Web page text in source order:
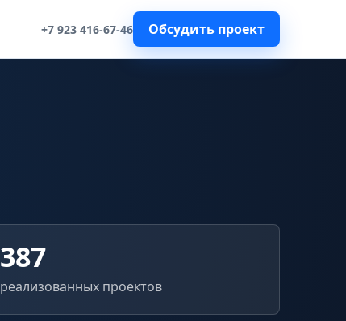
+7 923 416-67-46 Обсудить проект
387
реализованных проектов